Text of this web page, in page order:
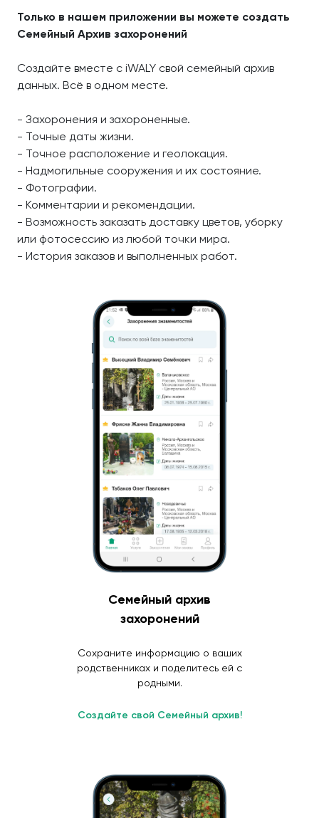
Только в нашем приложении вы можете создать
Семейный Архив захоронений
Создайте вместе с iWALY свой семейный архив
данных. Всё в одном месте.
- Захоронения и захороненные.
- Точные даты жизни.
- Точное расположение и геолокация.
- Надмогильные сооружения и их состояние.
- Фотографии.
- Комментарии и рекомендации.
- Возможность заказать доставку цветов, уборку
или фотосессию из любой точки мира.
- История заказов и выполненных работ.
Семейный архив
захоронений
Сохраните информацию о ваших
родственниках и поделитесь ей с
родными.
Создайте свой Семейный архив!